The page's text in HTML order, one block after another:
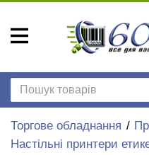
Торгове обладнання
Настільні принтери